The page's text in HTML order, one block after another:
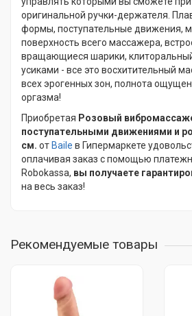
оригинальной ручки-держателя.
формы, поступательные движения,
поверхность всего массажера,
вращающиеся шарики,
усиками - все это восхитительный
всех эрогенных зон, полнота
оргазма!
Приобретая Розовый
поступательными движениями и
см. от Baile в Гипермаркете
оплачивая заказ с помощью
Robokassa, вы получаете
на весь заказ!
Рекомендуемые товары